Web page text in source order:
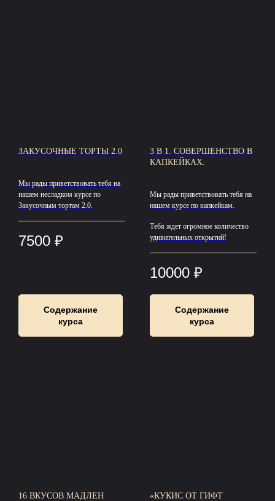
ЗАКУСОЧНЫЕ ТОРТЫ 2.0
Мы рады приветствовать тебя на
нашем несладком курсе по
Закусочным тортам 2.0.
7500 ₽
Содержание
курса
3 В 1. СОВЕРШЕНСТВО В
КАПКЕЙКАХ.
Мы рады приветствовать тебя на
нашем курсе по капкейкам.
Тебя ждет огромное количество
удивительных открытий!
10000 ₽
Содержание
курса
16 ВКУСОВ МАДЛЕН
«КУКИС ОТ ГИФТ